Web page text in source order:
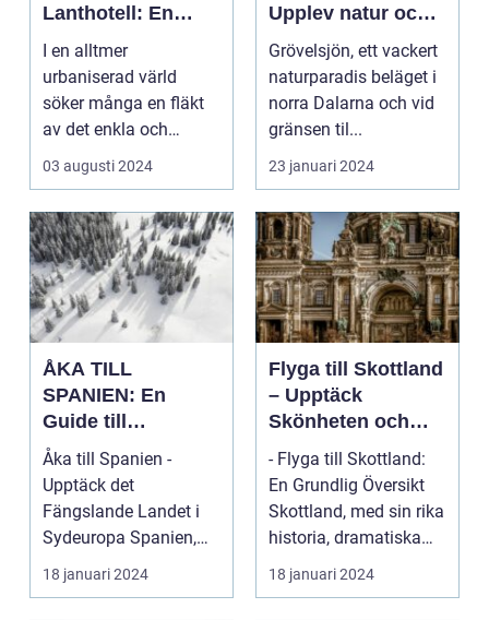
Lanthotell: En
Unik Upplevelse
på Smålandstorpet
I en alltmer
urbaniserad värld
söker många en fläkt
av det enkla och
naturn&aum...
03 augusti 2024
Upplev natur och
fjällvandring på
toppnivå
Grövelsjön, ett vackert
naturparadis beläget i
norra Dalarna och vid
gränsen til...
23 januari 2024
ÅKA TILL
SPANIEN: En
Guide till
Spännande
Resmål och
Resetyper
Åka till Spanien -
Upptäck det
Fängslande Landet i
Sydeuropa Spanien,
beläget i sydvästra
Europa på...
18 januari 2024
Flyga till Skottland
– Upptäck
Skönheten och
Charmen i Detta
Fascinerande
Land
- Flyga till Skottland:
En Grundlig Översikt
Skottland, med sin rika
historia, dramatiska
landskap ...
18 januari 2024